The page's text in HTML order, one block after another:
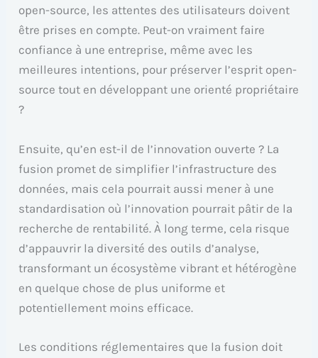
open-source, les attentes des utilisateurs doivent
être prises en compte. Peut-on vraiment faire
confiance à une entreprise, même avec les
meilleures intentions, pour préserver l’esprit open-
source tout en développant une orienté propriétaire
?
Ensuite, qu’en est-il de l’innovation ouverte ? La
fusion promet de simplifier l’infrastructure des
données, mais cela pourrait aussi mener à une
standardisation où l’innovation pourrait pâtir de la
recherche de rentabilité. À long terme, cela risque
d’appauvrir la diversité des outils d’analyse,
transformant un écosystème vibrant et hétérogène
en quelque chose de plus uniforme et
potentiellement moins efficace.
Les conditions réglementaires que la fusion doit